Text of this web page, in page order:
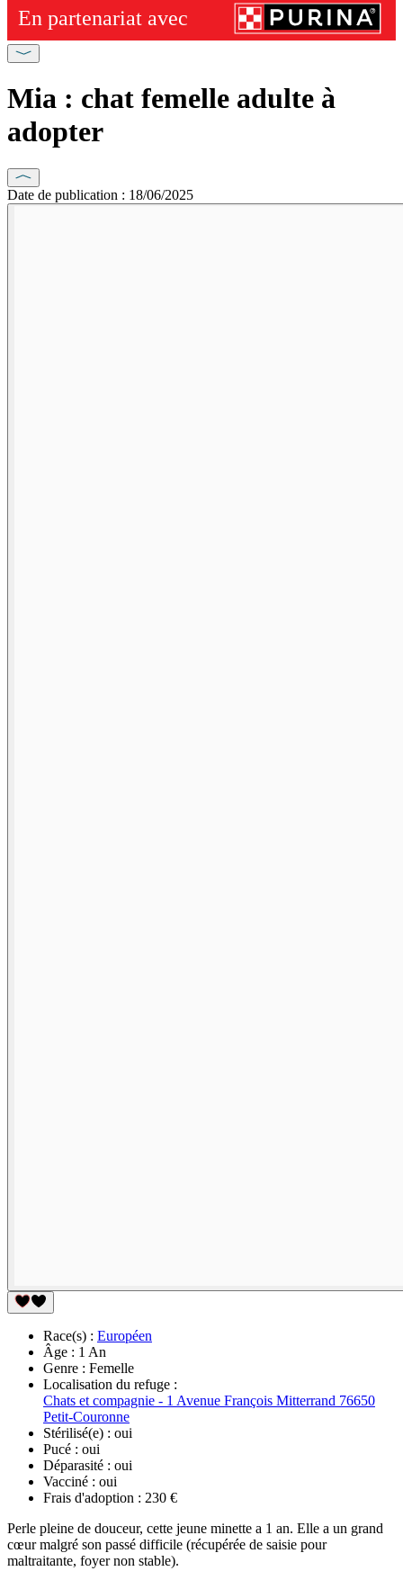
Mia : chat femelle adulte à
adopter
Date de publication : 18/06/2025
Race(s) : Européen
Âge : 1 An
Genre : Femelle
Localisation du refuge :
Chats et compagnie - 1 Avenue François Mitterrand 76650
Petit-Couronne
Stérilisé(e) : oui
Pucé : oui
Déparasité : oui
Vacciné : oui
Frais d'adoption : 230 €
Perle pleine de douceur, cette jeune minette a 1 an. Elle a un grand
cœur malgré son passé difficile (récupérée de saisie pour
maltraitante, foyer non stable).